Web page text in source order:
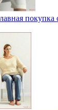
покупка